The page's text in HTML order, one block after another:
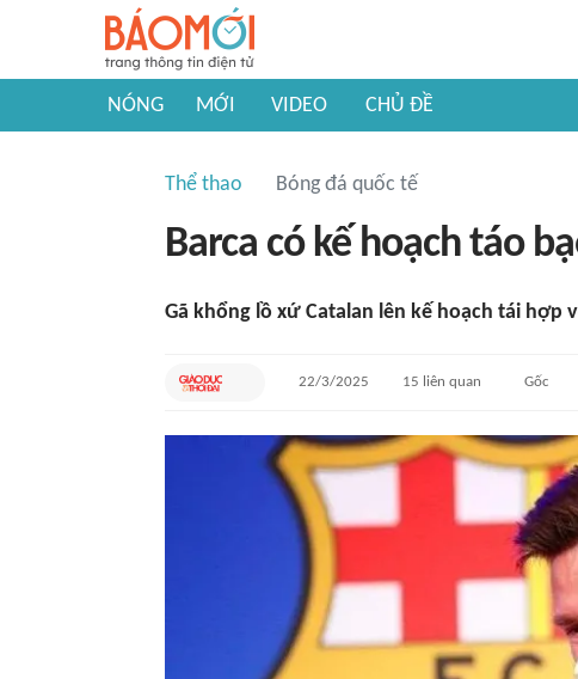
NÓNG MỚI VIDEO CHỦ ĐỀ
Thể thao Bóng đá quốc tế
Barca có kế hoạch táo
Gã khổng lồ xứ Catalan lên kế hoạch tái hợp
22/3/2025 15 liên quan Gốc